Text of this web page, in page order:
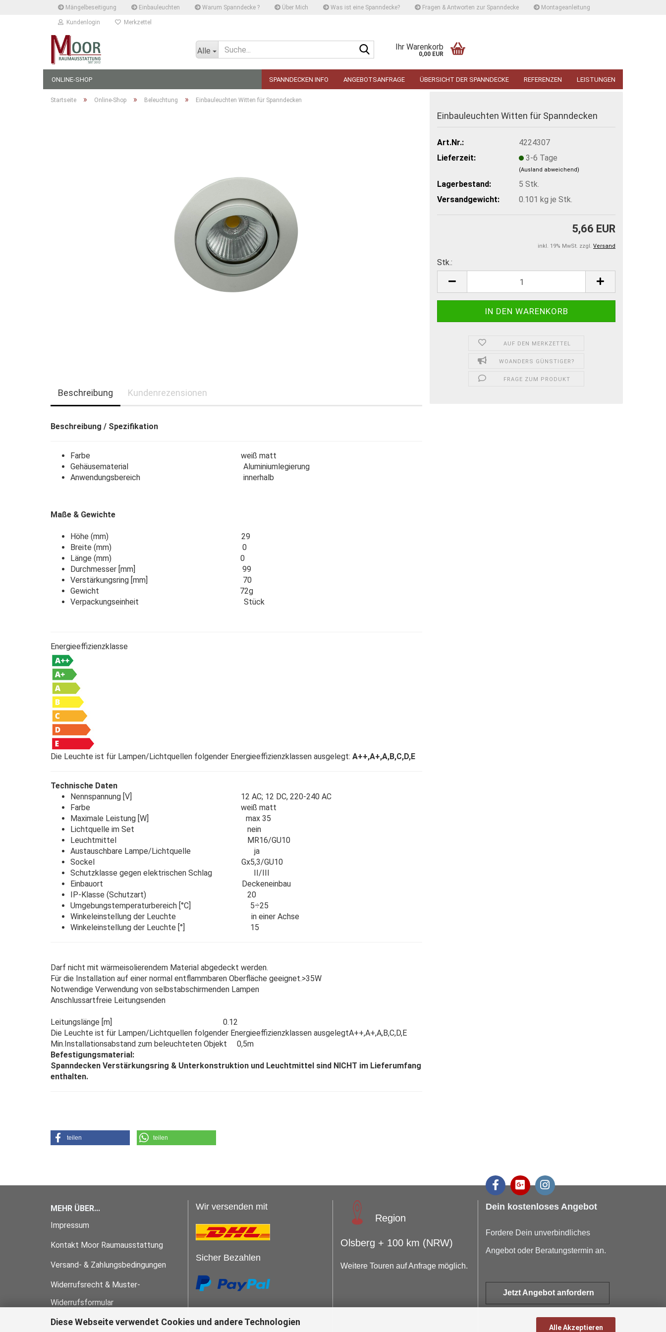
Diese Webseite verwendet Cookies und andere Technologien
Alle Akzeptieren
Mängelbeseitigung Einbauleuchten Warum Spanndecke ? Über Mich Was ist eine Spanndecke? Fragen & Antworten zur Spanndecke Montageanleitung
Kundenlogin Merkzettel
Alle
Suche...Ihr Warenkorb
0,00 EUR
ONLINE-SHOP SPANNDECKEN INFO ANGEBOTSANFRAGE ÜBERSICHT DER SPANNDECKE REFERENZEN LEISTUNGEN
Startseite » Online-Shop » Beleuchtung » Einbauleuchten Witten für Spanndecken
Einbauleuchten Witten für Spanndecken
Art.Nr.:
4224307
Lieferzeit:
3-6 Tage
(Ausland abweichend)
Lagerbestand: 5 Stk.
Versandgewicht:
0.101 kg je Stk.
5,66 EUR
inkl. 19% MwSt. zzgl. Versand
Stk.:
Stk.
AUF DEN MERKZETTEL
WOANDERS GÜNSTIGER?
FRAGE ZUM PRODUKT
Beschreibung Kundenrezensionen
Beschreibung / Spezifikation
Farbe weiß matt
Gehäusematerial Aluminiumlegierung
Anwendungsbereich innerhalb
Maße & Gewichte
Höhe (mm) 29
Breite (mm) 0
Länge (mm) 0
Durchmesser [mm] 99
Verstärkungsring [mm] 70
Gewicht 72g
Verpackungseinheit Stück
Energieeffizienzklasse
Die Leuchte ist für Lampen/Lichtquellen folgender Energieeffizienzklassen ausgelegt: A++,A+,A,B,C,D,E
Technische Daten
Nennspannung [V] 12 AC; 12 DC, 220-240 AC
Farbe weiß matt
Maximale Leistung [W] max 35
Lichtquelle im Set nein
Leuchtmittel MR16/GU10
Austauschbare Lampe/Lichtquelle ja
Sockel Gx5,3/GU10
Schutzklasse gegen elektrischen Schlag II/III
Einbauort Deckeneinbau
IP-Klasse (Schutzart) 20
Umgebungstemperaturbereich [°C] 5÷25
Winkeleinstellung der Leuchte in einer Achse
Winkeleinstellung der Leuchte [°] 15
Darf nicht mit wärmeisolierendem Material abgedeckt werden.
Für die Installation auf einer normal entflammbaren Oberfläche geeignet.>35W
Notwendige Verwendung von selbstabschirmenden Lampen
Anschlussartfreie Leitungsenden
Leitungslänge [m] 0.12
Die Leuchte ist für Lampen/Lichtquellen folgender Energieeffizienzklassen ausgelegtA++,A+,A,B,C,D,E
Min.Installationsabstand zum beleuchteten Objekt 0,5m
Befestigungsmaterial:
Spanndecken Verstärkungsring & Unterkonstruktion und Leuchtmittel sind NICHT im Lieferumfang
enthalten.
teilen teilen
MEHR ÜBER...
Impressum
Kontakt Moor Raumausstattung
Versand- & Zahlungsbedingungen
Widerrufsrecht & Muster-
Widerrufsformular
AGB
Wir versenden mit
Sicher Bezahlen
Region
Olsberg + 100 km (NRW)
Weitere Touren auf Anfrage möglich.
Dein kostenloses Angebot
Fordere Dein unverbindliches
Angebot oder Beratungstermin an.
Jetzt Angebot anfordern